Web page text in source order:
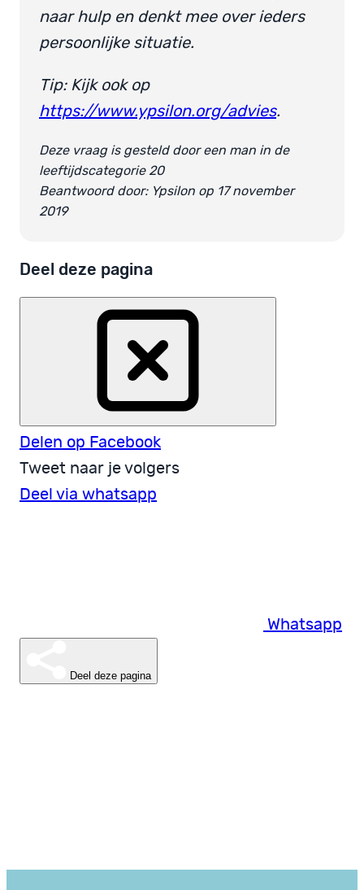
naar hulp en denkt mee over ieders
persoonlijke situatie.
Tip: Kijk ook op
https://www.ypsilon.org/advies.
Deze vraag is gesteld door een man in de
leeftijdscategorie 20
Beantwoord door: Ypsilon op 17 november
2019
Deel deze pagina
Delen op Facebook
Tweet naar je volgers
Deel via whatsapp
Whatsapp
Deel deze pagina